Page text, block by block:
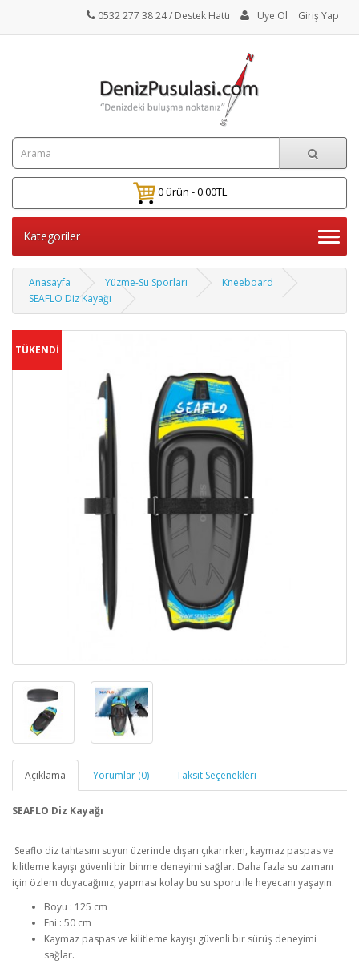
0532 277 38 24/ Destek Hattı Üye Ol Giriş Yap
0 ürün - 0.00TL
Kategoriler
Anasayfa Yüzme-Su Sporları
Kneeboard
SEAFLO Diz Kayağı
TÜKENDİ
Açıklama Yorumlar (0) Taksit Seçenekleri
SEAFLO Diz Kayağı
Seaflo diz tahtasını suyun üzerinde dışarı çıkarırken, kaymaz paspas ve
kilitleme kayışı güvenli bir binme deneyimi sağlar. Daha fazla su zamanı
için özlem duyacağınız, yapması kolay bu su sporu ile heyecanı yaşayın.
Boyu : 125 cm
Eni : 50 cm
Kaymaz paspas ve kilitleme kayışı güvenli bir sürüş deneyimi
sağlar.